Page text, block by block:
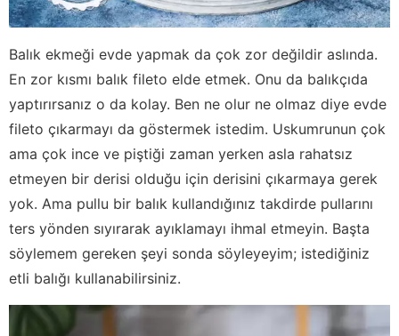
Balık ekmeği evde yapmak da çok zor değildir aslında.
En zor kısmı balık fileto elde etmek. Onu da balıkçıda
yaptırırsanız o da kolay. Ben ne olur ne olmaz diye evde
fileto çıkarmayı da göstermek istedim. Uskumrunun çok
ama çok ince ve piştiği zaman yerken asla rahatsız
etmeyen bir derisi olduğu için derisini çıkarmaya gerek
yok. Ama pullu bir balık kullandığınız takdirde pullarını
ters yönden sıyırarak ayıklamayı ihmal etmeyin. Başta
söylemem gereken şeyi sonda söyleyeyim; istediğiniz
etli balığı kullanabilirsiniz.